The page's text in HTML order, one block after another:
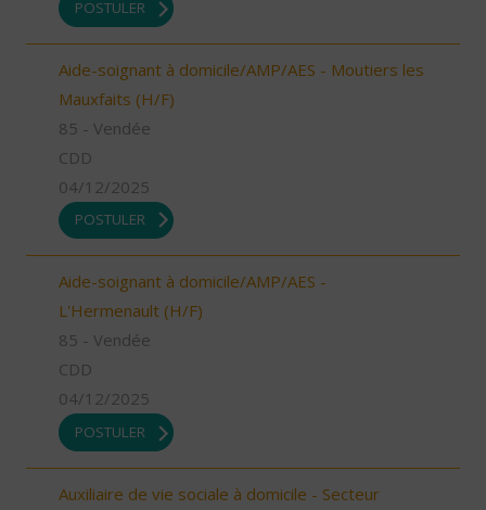
POSTULER
Aide-soignant à domicile/AMP/AES - Moutiers les
Mauxfaits (H/F)
85 - Vendée
CDD
04/12/2025
POSTULER
Aide-soignant à domicile/AMP/AES -
L'Hermenault (H/F)
85 - Vendée
CDD
04/12/2025
POSTULER
Auxiliaire de vie sociale à domicile - Secteur